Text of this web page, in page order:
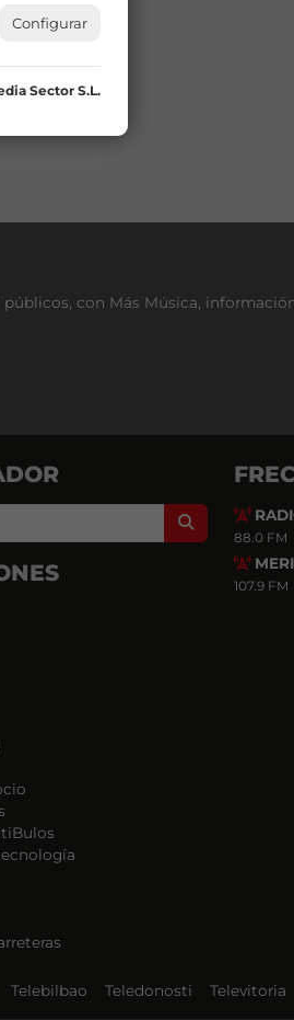
con Más Música,
Search
88.0 FM
107.9 FM
Telebilbao Teledonosti Televitoria
Configurar
Sector S.L.